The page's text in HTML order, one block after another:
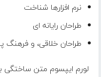
نرم افزارها شناخت
طراحان رایانه ای
طراحان خلاقی، و فرهنگ
لورم ایپسوم متن ساختگی